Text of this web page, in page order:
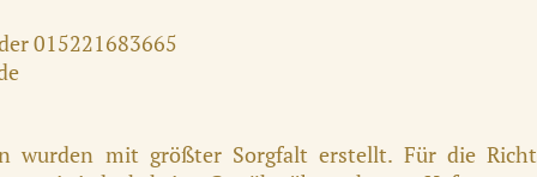
015221683665
wurden mit größter Sorgfalt erstellt. Für die